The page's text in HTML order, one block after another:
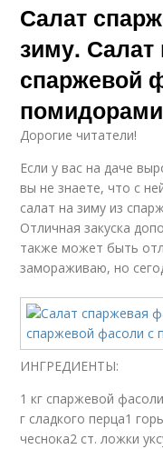
Салат
зиму. Салат
спаржевой
помидорами
Дорогие читатели!
Если у вас на даче
вы не знаете, что с
салат на зиму из
Отличная закуска
также может быть
замораживаю, но
ИНГРЕДИЕНТЫ:
1 кг спаржевой
г сладкого перца1
чеснока2 ст. ложки